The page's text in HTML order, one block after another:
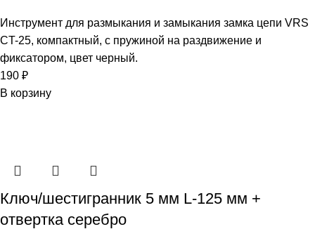
Инструмент для размыкания и замыкания замка цепи VRS
CT-25, компактный, с пружиной на раздвижение и
фиксатором, цвет черный.
190 ₽
В корзину
Ключ/шестигранник 5 мм L-125 мм +
отвертка серебро